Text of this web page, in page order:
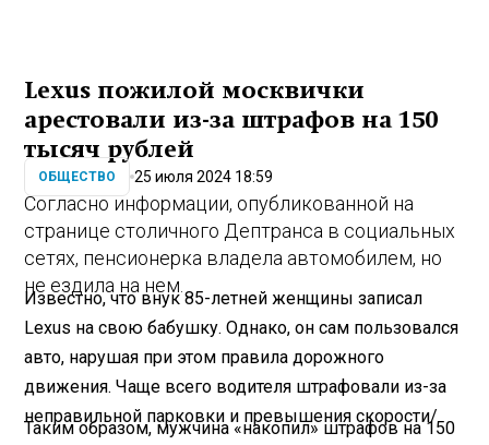
Lexus пожилой москвички
арестовали из-за штрафов на 150
тысяч рублей
ОБЩЕСТВО 25 июля 2024 18:59
Согласно информации, опубликованной на
странице столичного Дептранса в социальных
сетях, пенсионерка владела автомобилем, но
не ездила на нем.
Известно, что внук 85-летней женщины записал
Lexus на свою бабушку. Однако, он сам пользовался
авто, нарушая при этом правила дорожного
движения. Чаще всего водителя штрафовали из-за
неправильной парковки и превышения скорости/
Таким образом, мужчина «накопил» штрафов на 150